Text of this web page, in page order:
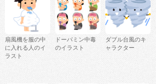
扇風機を服の中
に入れる人のイ
ラスト
ドーパミン中毒
のイラスト
ダブル台風のキ
ャラクター